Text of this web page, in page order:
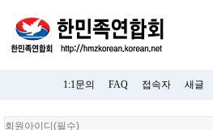
1:1문의 FAQ 접속자 새글
회